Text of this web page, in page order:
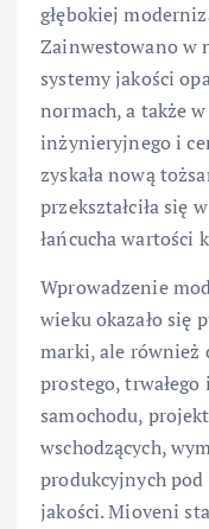
głębokiej
Zainwestowano w
systemy jakości
normach, a także
inżynieryjnego i
zyskała nową
przekształciła się
łańcucha wartości
Wprowadzenie
wieku okazało się
marki, ale również
prostego,
samochodu,
wschodzących,
produkcyjnych
jakości. Mioveni